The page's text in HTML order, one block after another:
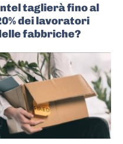
taglierà fino al
dei lavoratori
fabbriche?